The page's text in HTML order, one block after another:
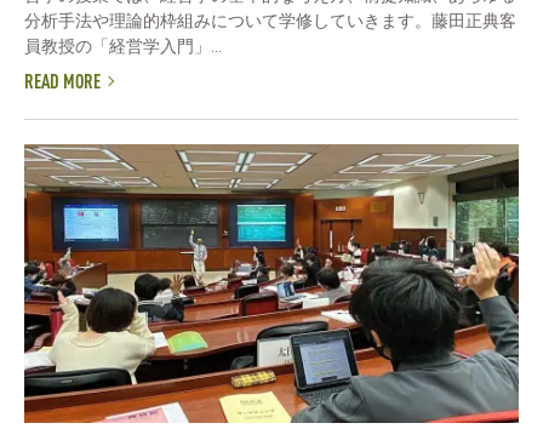
分析手法や理論的枠組みについて学修していきます。藤田正典客
員教授の「経営学入門」...
READ MORE